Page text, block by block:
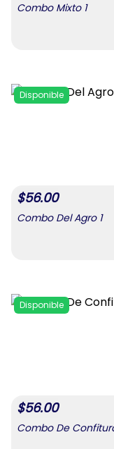
Combo Mixto 1
Disponible
$56.00
Combo Del Agro 1
Disponible
$56.00
Combo De